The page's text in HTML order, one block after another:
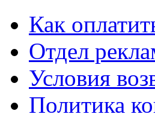
Как
Отдел
Условия
Политика